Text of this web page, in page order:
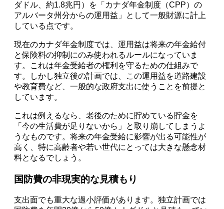
ダドル、約1.8兆円）を「カナダ年金制度（CPP）の
アルバータ州分からの運用益」として一般財源に計上
している点です。
現在のカナダ年金制度では、運用益は将来の年金給付
と保険料の抑制にのみ使われるルールになっていま
す。これは年金受給者の権利を守るための仕組みで
す。しかし独立後の計画では、この運用益を道路建設
や教育費など、一般的な政府支出に使うことを前提と
しています。
これは例えるなら、老後のために貯めている貯金を
「今の生活費が足りないから」と取り崩してしまうよ
うなものです。将来の年金受給に影響が出る可能性が
高く、特に高齢者や若い世代にとっては大きな懸念材
料となるでしょう。
国防費の非現実的な見積もり
支出面でも重大な過小評価があります。独立計画では